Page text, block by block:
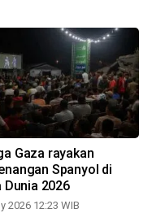
Gaza rayakan
Spanyol di
Dunia 2026
2026 12:23 WIB